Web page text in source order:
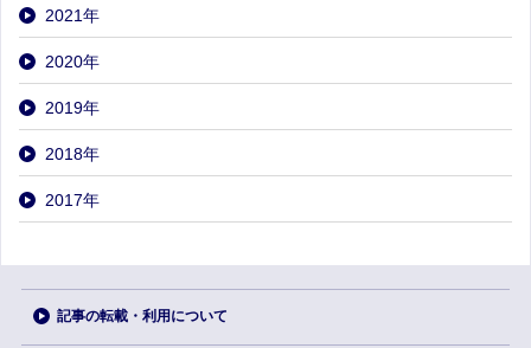
2021年
2020年
2019年
2018年
2017年
記事の転載・利用について